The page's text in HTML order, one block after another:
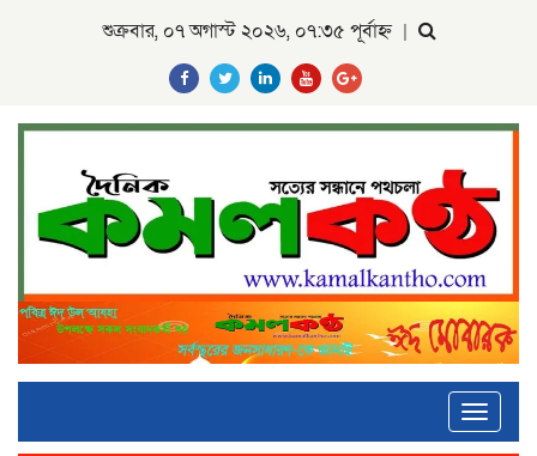
শুক্রবার, ০৭ অগাস্ট ২০২৬, ০৭:৩৫ পূর্বাহ্ন |
Toggle